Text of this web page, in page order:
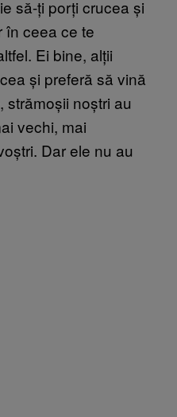
să-ți porți crucea și
în ceea ce te
Ei bine, alții
și preferă să vină
strămoșii noștri au
vechi, mai
Dar ele nu au